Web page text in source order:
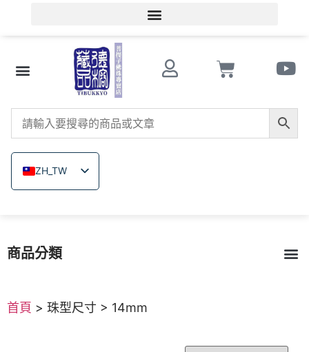
ZH_TW
EN
VI
商品分類
首頁 > 珠型尺寸 > 14mm